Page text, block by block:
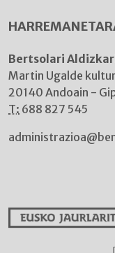
Bertsolari
Martin Ugalde
20140 Andoain -
T: 688 827 545